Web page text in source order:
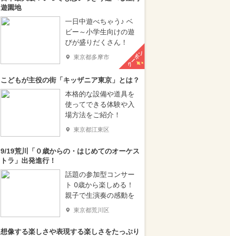
遊園地
一日中遊べちゃう♪ ベ
ビー～小学生向けの遊
びが盛りだくさん！
東京都多摩市 クーポン
こどもが主役の街「キッザニア東京」とは？
本格的な設備や道具を
使ってできる体験や入
場方法をご紹介！
東京都江東区
9/19荒川「０歳からの・はじめてのオーケス
トラ」出発進行！
話題の参加型コンサー
ト 0歳から楽しめる！
親子で生演奏の感動を
東京都荒川区
想像する楽しさや表現する楽しさをたっぷり